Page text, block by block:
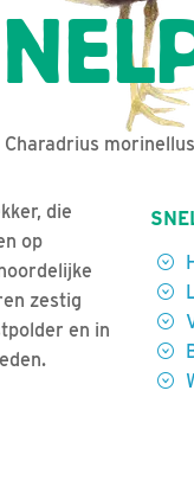
die
op
zestig
en in